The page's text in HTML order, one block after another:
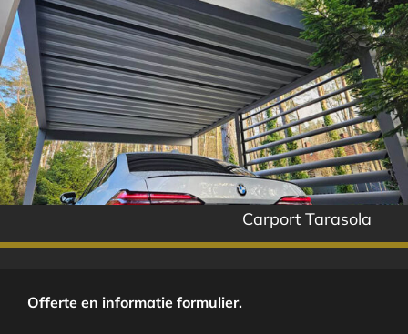
Carport Tarasola
Offerte en informatie formulier.